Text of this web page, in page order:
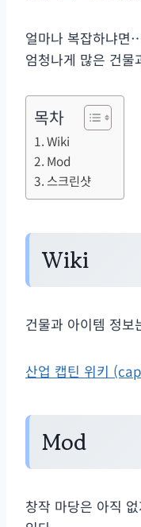
얼마나 복잡하냐면
엄청나게 많은 건물
목차
Wiki
Mod
스크린샷
Wiki
건물과 아이템 정
산업 캡틴 위키
Mod
창작 마당은 아직